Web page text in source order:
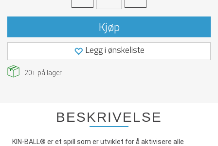
Kjøp
Legg i ønskeliste
20+ på lager
BESKRIVELSE
KIN-BALL® er et spill som er utviklet for å aktivisere alle